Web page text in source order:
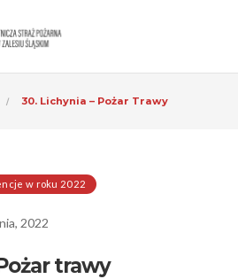
30. Lichynia – Pożar Trawy
w roku 2022
2022
trawy